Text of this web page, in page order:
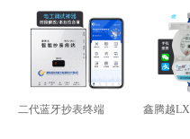
二代蓝牙抄表终端 鑫腾越